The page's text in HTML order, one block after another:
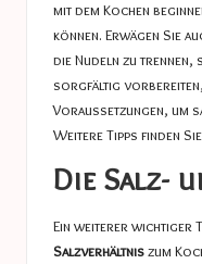
mit dem Kochen
können. Erwägen Sie
die Nudeln zu trennen,
sorgfältig vorbereiten,
Voraussetzungen, um
Weitere Tipps finden
Die Salz-
Ein weiterer wichtiger
Salzverhältniszum